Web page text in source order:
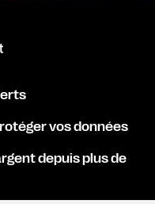
vos données
depuis plus de